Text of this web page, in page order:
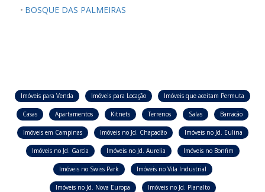
BOSQUE DAS PALMEIRAS
Imóveis para Venda Imóveis para Locação Imóveis que aceitam Permuta
Casas Apartamentos Kitnets Terrenos Salas Barracão
Imóveis em Campinas Imóveis no Jd. Chapadão Imóveis no Jd. Eulina
Imóveis no Jd. Garcia Imóveis no Jd. Aurelia Imóveis no Bonfim
Imóveis no Swiss Park Imóveis no Vila Industrial
Imóveis no Jd. Nova Europa Imóveis no Jd. Planalto